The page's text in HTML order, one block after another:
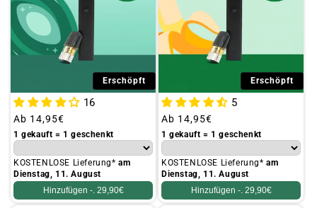
Erschöpft
16
Üblicher
Preis
Ab 14,95€
1 gekauft = 1 geschenkt
KOSTENLOSE Lieferung*am
Dienstag, 11. August
Hinzufügen -. 29,90€
Erschöpft
5
Üblicher
Preis
Ab 14,95€
1 gekauft = 1 geschenkt
KOSTENLOSE Lieferung*am
Dienstag, 11. August
Hinzufügen -. 29,90€